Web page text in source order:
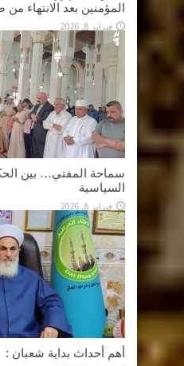
المؤمنين بعد الانتهاء
فبراير 8, 2026
سماحة المفتي… بين
السياسية
فبراير 8, 2026
أهم أحداث بداية شعبان :